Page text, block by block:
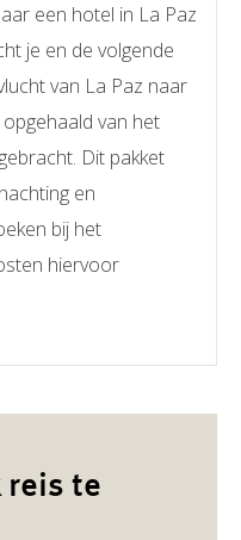
een hotel in La Paz
je en de volgende
van La Paz naar
van het
Dit pakket
en
bij het
hiervoor
te